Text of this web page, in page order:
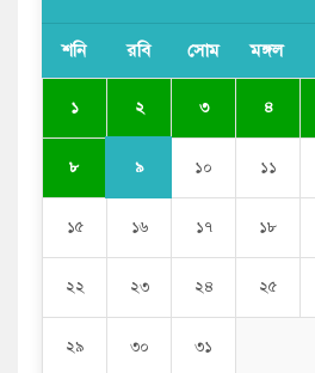
শনি রবি সোম মঙ্গল
১ ২ ৩ ৪
৮ ৯ ১০ ১১
১৫ ১৬ ১৭ ১৮
২২ ২৩ ২৪ ২৫
২৯ ৩০ ৩১